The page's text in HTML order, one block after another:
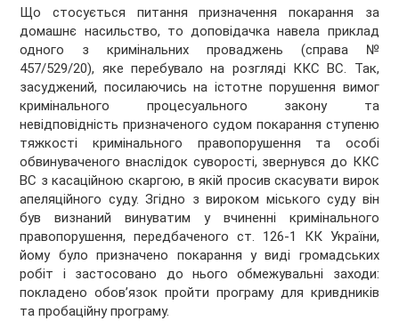
Що стосується питання призначення покарання за
домашнє насильство, то доповідачка навела приклад
одного з кримінальних проваджень (справа №
457/529/20), яке перебувало на розгляді ККС ВС. Так,
засуджений, посилаючись на істотне порушення вимог
кримінального процесуального закону та
невідповідність призначеного судом покарання ступеню
тяжкості кримінального правопорушення та особі
обвинуваченого внаслідок суворості, звернувся до ККС
ВС з касаційною скаргою, в якій просив скасувати вирок
апеляційного суду. Згідно з вироком міського суду він
був визнаний винуватим у вчиненні кримінального
правопорушення, передбаченого ст. 126-1 КК України,
йому було призначено покарання у виді громадських
робіт і застосовано до нього обмежувальні заходи:
покладено обов’язок пройти програму для кривдників
та пробаційну програму.